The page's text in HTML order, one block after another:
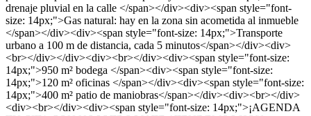
drenaje pluvial en la calle </span></div><div><span style="font-
size: 14px;">Gas natural: hay en la zona sin acometida al inmueble
</span></div><div><span style="font-size: 14px;">Transporte
urbano a 100 m de distancia, cada 5 minutos</span></div><div>
<br></div></div><div><br></div><div><span style="font-size:
14px;">950 m² bodega </span><div><span style="font-size:
14px;">120 m² oficinas </span></div><div><span style="font-size:
14px;">400 m² patio de maniobras</span></div><div><br></div>
<div><br></div><div><span style="font-size: 14px;">¡AGENDA